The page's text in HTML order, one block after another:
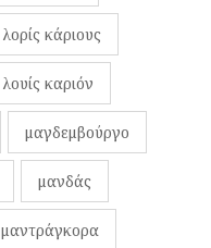
λορίς κάριους
λουίς καριόν
μαγδεμβούργο
μανδάς
μαντράγκορα